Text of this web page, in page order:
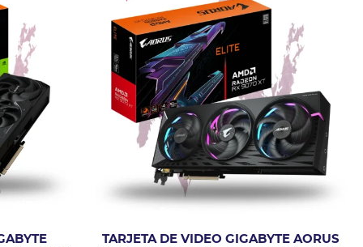
TARJETA DE VIDEO GIGABYTE AORUS